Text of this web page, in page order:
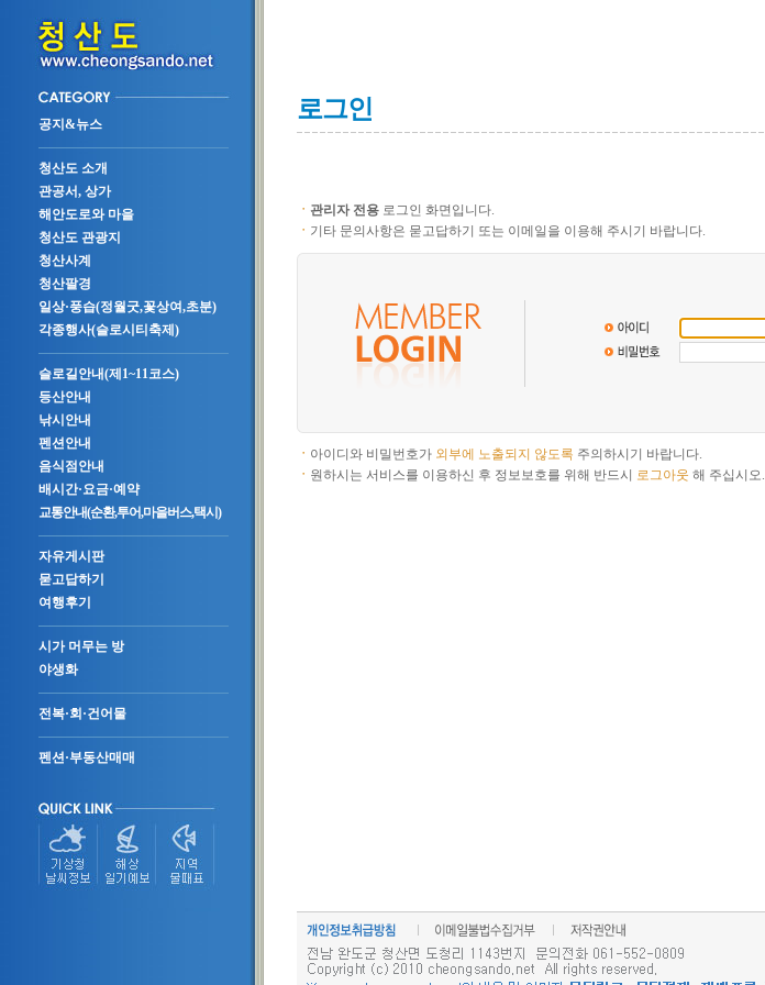
공지&뉴스
청산도 소개
관공서, 상가
해안도로와 마을
청산도 관광지
청산사계
청산팔경
일상·풍습(정월굿,꽃상여,초분)
각종행사(슬로시티축제)
슬로길안내(제1~11코스)
등산안내
낚시안내
펜션안내
음식점안내
배시간·요금·예약
교통안내(순환,투어,마을버스,택시)
자유게시판
묻고답하기
여행후기
시가 머무는 방
야생화
전복·회·건어물
펜션·부동산매매
로그인
ㆍ 관리자 전용 로그인 화면입니다.
ㆍ 기타 문의사항은 묻고답하기 또는 이메일을 이용해 주시기 바랍니다.
ㆍ 아이디와 비밀번호가 외부에 노출되지 않도록 주의하시기 바랍니다.
ㆍ 원하시는 서비스를 이용하신 후 정보보호를 위해 반드시 로그아웃 해 주십시오.